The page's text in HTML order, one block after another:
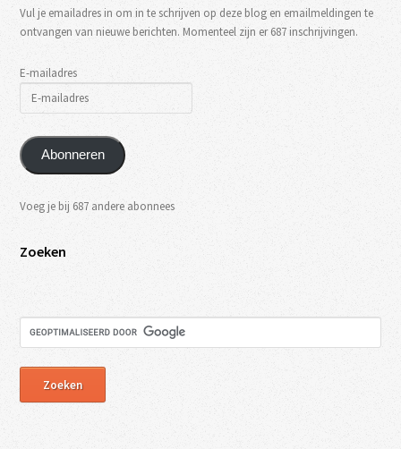
Vul je emailadres in om in te schrijven op deze blog en emailmeldingen te
ontvangen van nieuwe berichten. Momenteel zijn er 687 inschrijvingen.
E-mailadres
Abonneren
Voeg je bij 687 andere abonnees
Zoeken